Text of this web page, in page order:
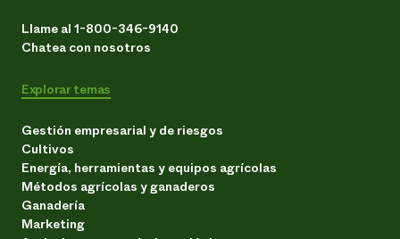
Llame al 1-800-346-9140
Chatea con nosotros
Explorar temas
Gestión empresarial y de riesgos
Cultivos
Energía, herramientas y equipos agrícolas
Métodos agrícolas y ganaderos
Ganadería
Marketing